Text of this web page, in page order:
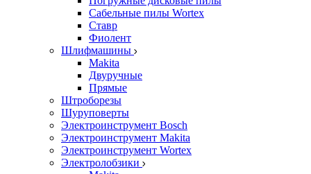
Сабельные пилы Wortex
Ставр
Фиолент
Шлифмашины
Makita
Двуручные
Прямые
Штроборезы
Шуруповерты
Электроинструмент Bosch
Электроинструмент Makita
Электроинструмент Wortex
Электролобзики